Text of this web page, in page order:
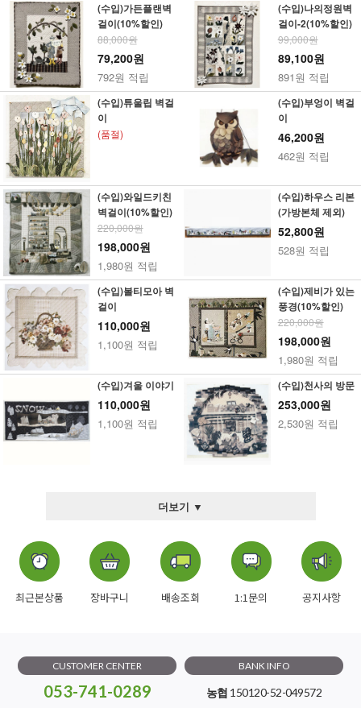
(수입)가든플랜벽
걸이(10%할인)
88,000원
79,200원
792원 적립
(수입)나의정원벽
걸이-2(10%할인)
99,000원
89,100원
891원 적립
(수입)튜울립 벽걸
이
(품절)
(수입)부엉이 벽걸
이
46,200원
462원 적립
(수입)와일드키친
벽걸이(10%할인)
220,000원
198,000원
1,980원 적립
(수입)하우스 리본
(가방본체 제외)
52,800원
528원 적립
(수입)볼티모아 벽
걸이
110,000원
1,100원 적립
(수입)제비가 있는
풍경(10%할인)
220,000원
198,000원
1,980원 적립
(수입)겨울 이야기
110,000원
1,100원 적립
(수입)천사의 방문
253,000원
2,530원 적립
더보기 ▼
최근본상품 장바구니 배송조회 1:1문의 공지사항
CUSTOMER CENTER
053-741-0289
BANK INFO
농협 150120-52-049572